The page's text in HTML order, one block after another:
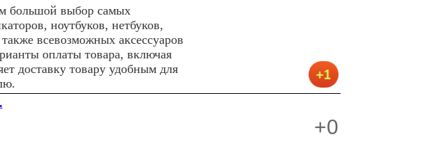
большой выбор самых
ноутбуков, нетбуков,
всевозможных аксессуаров
оплаты товара, включая
доставку товару удобным для
+0